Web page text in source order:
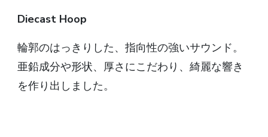
Diecast Hoop
輪郭のはっきりした、指向性の強いサウンド。
亜鉛成分や形状、厚さにこだわり、綺麗な響き
を作り出しました。